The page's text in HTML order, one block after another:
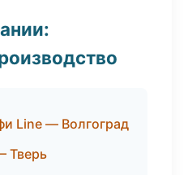
Line — Волгоград
Тверь